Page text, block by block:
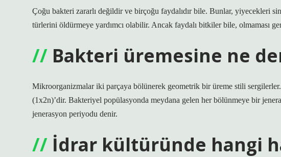
Çoğu bakteri zararlı değildir ve birçoğu faydalıdır bile. Bunlar, yiyecekleri
türlerini öldürmeye yardımcı olabilir. Ancak faydalı bitkiler bile, olmaması
Bakteri üremesine ne
Mikroorganizmalar iki parçaya bölünerek geometrik bir üreme stili
(1x2n)’dir. Bakteriyel popülasyonda meydana gelen her bölünmeye bir
jenerasyon periyodu denir.
İdrar kültüründe hangi